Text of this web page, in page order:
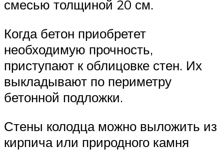
смесью толщиной 20 см.
Когда бетон приобретет
необходимую прочность,
приступают к облицовке стен. Их
выкладывают по периметру
бетонной подложки.
Стены колодца можно выложить из
кирпича или природного камня